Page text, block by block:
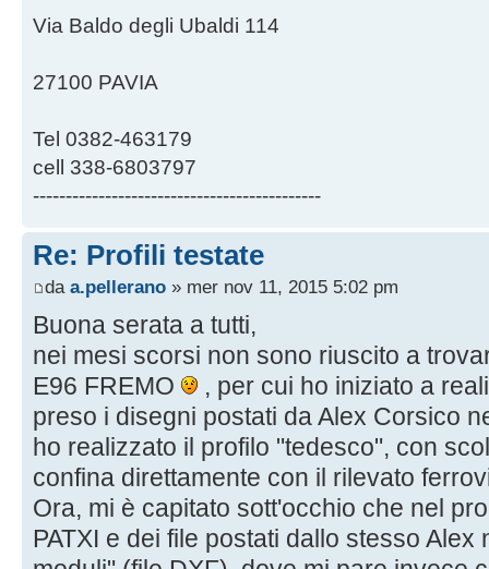
Via Baldo degli Ubaldi 114
27100 PAVIA
Tel 0382-463179
cell 338-6803797
--------------------------------------------
Re: Profili testate
da a.pellerano » mer nov 11, 2015 5:02 pm
Buona serata a tutti,
nei mesi scorsi non sono riuscito a
E96 FREMO
, per cui ho iniziato a
preso i disegni postati da Alex Corsico
ho realizzato il profilo "tedesco", con
confina direttamente con il rilevato
Ora, mi è capitato sott'occhio che nel
PATXI e dei file postati dallo stesso